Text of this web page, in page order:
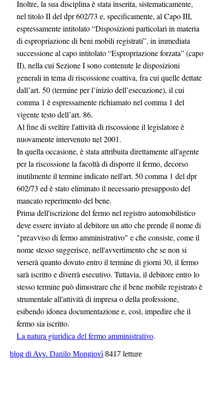
Inoltre, la sua disciplina è stata inserita, sistematicamente,
nel titolo II del dpr 602/73 e, specificamente, al Capo III,
espressamente intitolato “Disposizioni particolari in materia
di espropriazione di beni mobili registrati”, in immediata
successione al capo intitolato “Espropriazione forzata” (capo
II), nella cui Sezione I sono contenute le disposizioni
generali in tema di riscossione coattiva, fra cui quelle dettate
dall’art. 50 (termine per l’inizio dell’esecuzione), il cui
comma 1 è espressamente richiamato nel comma 1 del
vigente testo dell’art. 86.
Al fine di sveltire l'attività di riscossione il legislatore è
nuovamente intervenuto nel 2001.
In quella occasione, è stata attribuita direttamente all'agente
per la riscossione la facoltà di disporre il fermo, decorso
inutilmente il termine indicato nell'art. 50 comma 1 del dpr
602/73 ed è stato eliminato il necessario presupposto del
mancato reperimento del bene.
Prima dell'iscrizione del fermo nel registro automobilistico
deve essere inviato al debitore un atto che prende il nome di
"preavviso di fermo amministrativo" e che consiste, come il
nome stesso suggerisce, nell'avvertimento che se non si
verserà quanto dovuto entro il termine di giorni 30, il fermo
sarà iscritto e diverrà esecutivo. Tuttavia, il debitore entro lo
stesso termine può dimostrare che il bene mobile registrato è
strumentale all'attività di impresa o della professione,
esibendo idonea documentazione e, così, impedire che il
fermo sia iscritto.
La natura giuridica del fermo amministrativo.
blog di Avv. Danilo Mongiovì 8417 letture